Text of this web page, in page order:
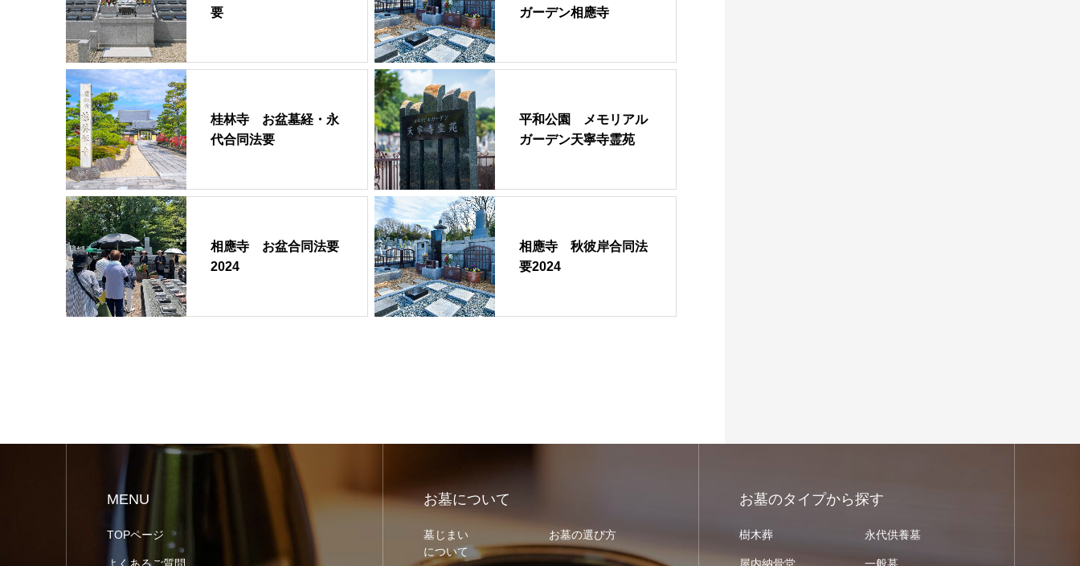
要
ガーデン相應寺
桂林寺 お盆墓経・永
代合同法要
平和公園 メモリアル
ガーデン天寧寺霊苑
相應寺 お盆合同法要
2024
相應寺 秋彼岸合同法
要2024
MENU
TOPページ
お墓について
墓じまい
について
お墓の選び方
お墓のタイプから探す
樹木葬 永代供養墓